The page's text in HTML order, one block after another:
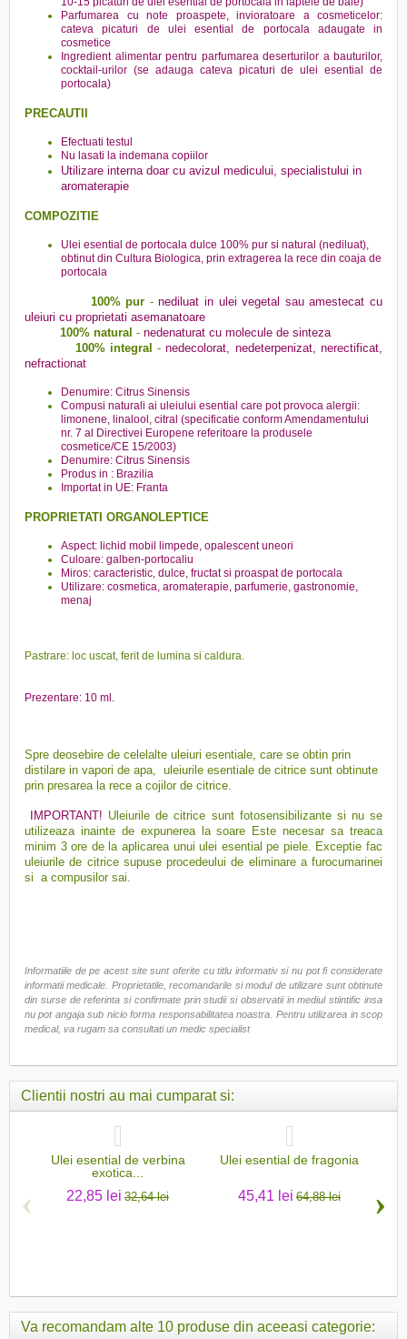
Parfumarea cu note proaspete, invioratoare a cosmeticelor:
cateva picaturi de ulei esential de portocala adaugate in
cosmetice
Ingredient alimentar pentru parfumarea deserturilor a bauturilor,
cocktail-urilor (se adauga cateva picaturi de ulei esential de
portocala)
PRECAUTII
Efectuati testul
Nu lasati la indemana copiilor
Utilizare interna doar cu avizul medicului, specialistului in
aromaterapie
COMPOZITIE
Ulei esential de portocala dulce 100% pur si natural (nediluat),
obtinut din Cultura Biologica, prin extragerea la rece din coaja de
portocala
100% pur -nediluat in ulei vegetal sau amestecat cu
uleiuri cu proprietati asemanatoare
100% natural - nedenaturat cu molecule de sinteza
100% integral -nedecolorat, nedeterpenizat, nerectificat,
nefractionat
Denumire: Citrus Sinensis
Compusi naturali ai uleiului esential care pot provoca alergii:
limonene, linalool, citral (specificatie conform Amendamentului
nr. 7 al Directivei Europene referitoare la produsele
cosmetice/CE 15/2003)
Denumire: Citrus Sinensis
Produs in : Brazilia
Importat in UE: Franta
PROPRIETATI ORGANOLEPTICE
Aspect: lichid mobil limpede, opalescent uneori
Culoare: galben-portocaliu
Miros: caracteristic, dulce, fructat si proaspat de portocala
Utilizare: cosmetica, aromaterapie, parfumerie, gastronomie,
menaj
Pastrare: loc uscat, ferit de lumina si caldura.
Prezentare: 10 ml.
Spre deosebire de celelalte uleiuri esentiale, care se obtin prin
distilare in vapori de apa, uleiurile esentiale de citrice sunt obtinute
prin presarea la rece a cojilor de citrice.
IMPORTANT! Uleiurile de citrice sunt fotosensibilizante si nu se
utilizeaza inainte de expunerea la soare Este necesar sa treaca
minim 3 ore de la aplicarea unui ulei esential pe piele. Exceptie fac
uleiurile de citrice supuse procedeului de eliminare a furocumarinei
si a compusilor sai.
Informatiile de pe acest site sunt oferite cu titlu informativ si nu pot fi considerate
informatii medicale. Proprietatile, recomandarile si modul de utilizare sunt obtinute
din surse de referinta si confirmate prin studii si observatii in mediul stiintific insa
nu pot angaja sub nicio forma responsabilitatea noastra. Pentru utilizarea in scop
medical, va rugam sa consultati un medic specialist
Clientii nostri au mai cumparat si:
Ulei esential de verbina
exotica...
22,85 lei 32,64 lei
Ulei esential de fragonia
45,41 lei 64,88 lei
‹ ›
Va recomandam alte 10 produse din aceeasi categorie: